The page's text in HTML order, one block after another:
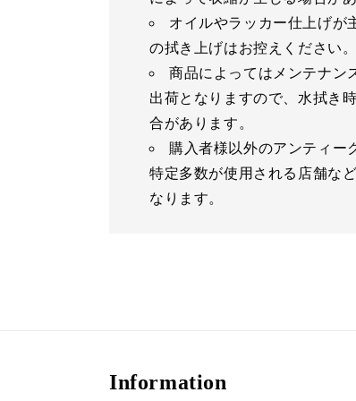
オイルやラッカー仕上げが
の拭き上げはお控えください。
商品によってはメンテナン
出荷となりますので、水拭き
合があります。
購入者様以外のアンティー
特定多数が使用される店舗な
なります。
Information